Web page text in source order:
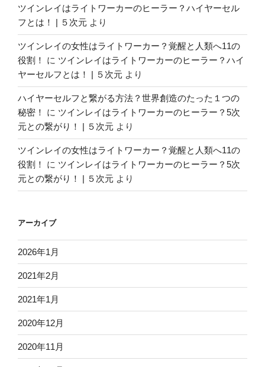
ツインレイはライトワーカーのヒーラー？ハイヤーセル
フとは！ | ５次元 より
ツインレイの女性はライトワーカー？覚醒と人類へ11の
役割！
に ツインレイはライトワーカーのヒーラー？ハイ
ヤーセルフとは！ | ５次元 より
ハイヤーセルフと繋がる方法？世界創造のたった１つの
秘密！
に ツインレイはライトワーカーのヒーラー？5次
元との繋がり！ | ５次元 より
ツインレイの女性はライトワーカー？覚醒と人類へ11の
役割！
に ツインレイはライトワーカーのヒーラー？5次
元との繋がり！ | ５次元 より
アーカイブ
2026年1月
2021年2月
2021年1月
2020年12月
2020年11月